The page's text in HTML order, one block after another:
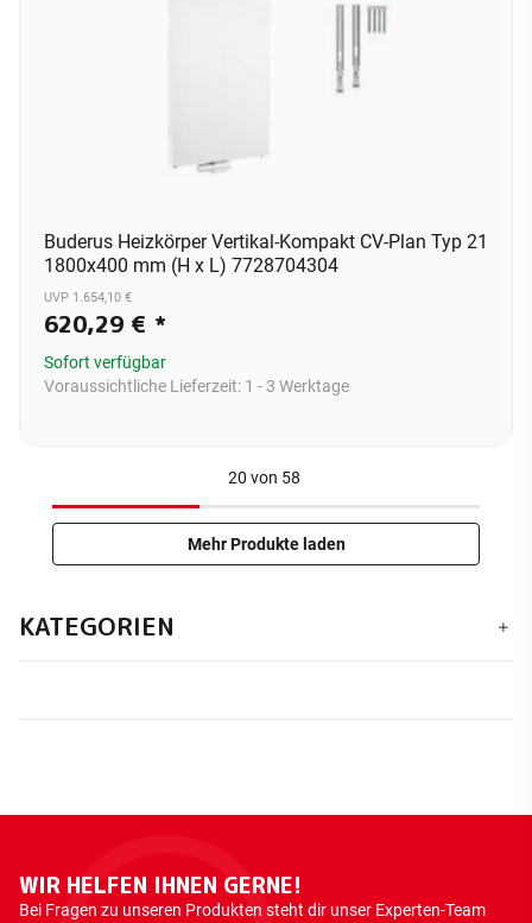
Buderus Heizkörper Vertikal-Kompakt CV-Plan Typ 21
1800x400 mm (H x L) 7728704304
UVP 1.654,10 €
620,29 € *
Sofort verfügbar
Voraussichtliche Lieferzeit: 1 - 3 Werktage
20 von 58
Mehr Produkte laden
KATEGORIEN
WIR HELFEN IHNEN GERNE!
Bei Fragen zu unseren Produkten steht dir unser Experten-Team